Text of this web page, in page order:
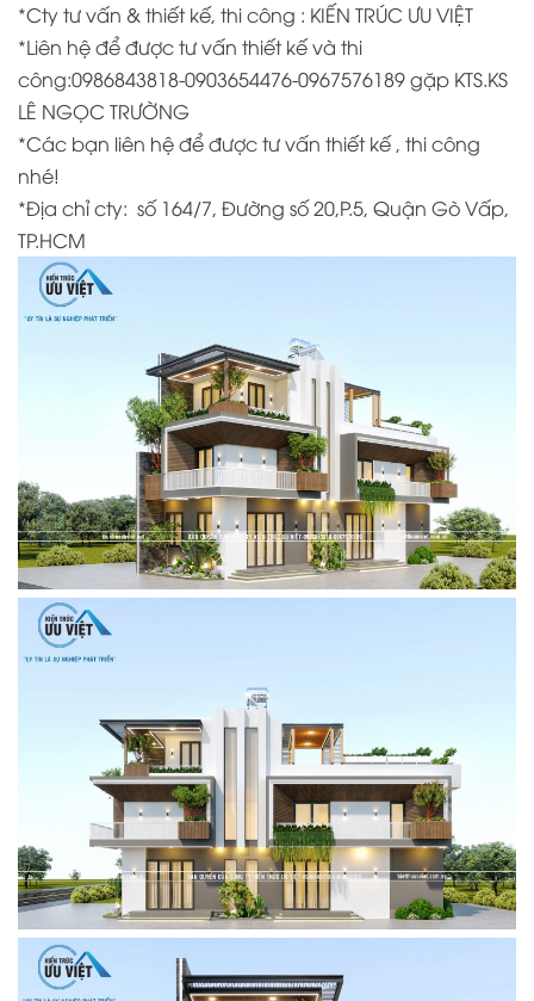
*Cty tư vấn & thiết kế, thi công : KIẾN TRÚC ƯU VIỆT
*Liên hệ để được tư vấn thiết kế và thi
công:0986843818-0903654476-0967576189 gặp KTS.KS
LÊ NGỌC TRƯỜNG
*Các bạn liên hệ để được tư vấn thiết kế , thi công
nhé!
*Địa chỉ cty: số 164/7, Đường số 20,P.5, Quận Gò Vấp,
TP.HCM